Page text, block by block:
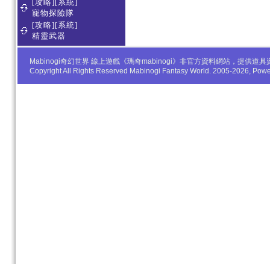
[攻略][系統]
寵物探險隊
[攻略][系統]
精靈武器
Mabinogi奇幻世界 線上遊戲《瑪奇mabinogi》非官方資料網站，提供道
Copyright All Rights Reserved Mabinogi Fantasy World. 2005-2026,